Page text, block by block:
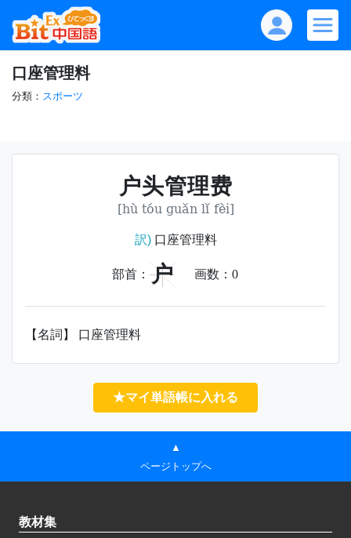
口座管理料
分類： スポーツ
户头管理费
[hù tóu guǎn lǐ fèi]
訳)口座管理料
部首： 户 画数： 0
【名詞】 口座管理料
★マイ単語帳に入れる
▲
ページトップへ
教材集